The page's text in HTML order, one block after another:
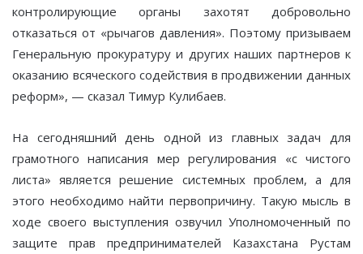
контролирующие органы захотят добровольно
отказаться от «рычагов давления». Поэтому призываем
Генеральную прокуратуру и других наших партнеров к
оказанию всяческого содействия в продвижении данных
реформ», — сказал Тимур Кулибаев.
На сегодняшний день одной из главных задач для
грамотного написания мер регулирования «с чистого
листа» является решение системных проблем, а для
этого необходимо найти первопричину. Такую мысль в
ходе своего выступления озвучил Уполномоченный по
защите прав предпринимателей Казахстана Рустам